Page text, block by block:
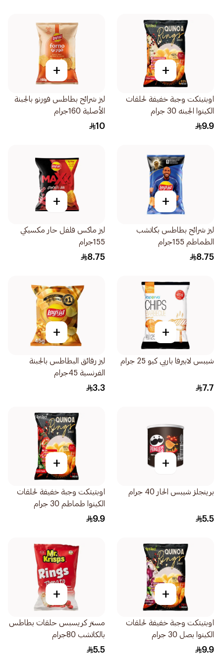
+
اوبتيتكت وجبة خفيفة لحلقات
الكينوا الجبنه 30 جرام
9.9
+
ليز شرائح بطاطس فورنو بالجبنة
الأصلية 160جرام
10
+
ليز شرائح بطاطس بكاتشب
الطماطم 155جرام
8.75
+
ليز ماكس فلفل حار مكسيكي
155جرام
8.75
+
شيبس لابيرفا باربي كيو 25 جرام
7.7
+
ليز رقائق البطاطس بالجبنة
الفرنسية 45جرام
3.3
+
برينجلز شيبس الحار 40 جرام
5.5
+
اوبتيتكت وجبة خفيفة لحلقات
الكينوا طماطم 30 جرام
9.9
+
اوبتيتكت وجبة خفيفة لحلقات
الكينوا بصل 30 جرام
9.9
+
مستر كريسبس حلقات بطاطس
بالكاتشب 80جرام
5.5